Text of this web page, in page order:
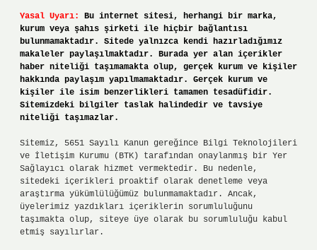
Yasal Uyarı:
Bu internet sitesi, herhangi bir marka,
kurum veya şahıs şirketi ile hiçbir bağlantısı
bulunmamaktadır. Sitede yalnızca kendi hazırladığımız
makaleler paylaşılmaktadır. Burada yer alan içerikler
haber niteliği taşımamakta olup, gerçek kurum ve kişiler
hakkında paylaşım yapılmamaktadır. Gerçek kurum ve
kişiler ile isim benzerlikleri tamamen tesadüfidir.
Sitemizdeki bilgiler taslak halindedir ve tavsiye
niteliği taşımazlar.
Sitemiz, 5651 Sayılı Kanun gereğince Bilgi Teknolojileri
ve İletişim Kurumu (BTK) tarafından onaylanmış bir Yer
Sağlayıcı olarak hizmet vermektedir. Bu nedenle,
sitedeki içerikleri proaktif olarak denetleme veya
araştırma yükümlülüğümüz bulunmamaktadır. Ancak,
üyelerimiz yazdıkları içeriklerin sorumluluğunu
taşımakta olup, siteye üye olarak bu sorumluluğu kabul
etmiş sayılırlar.